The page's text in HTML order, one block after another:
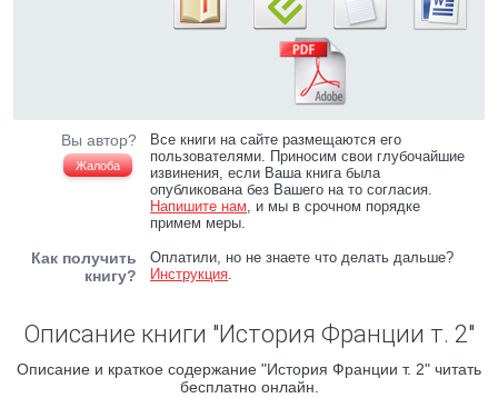
Вы автор?
Жалоба
Все книги на сайте размещаются его
пользователями. Приносим свои глубочайшие
извинения, если Ваша книга была
опубликована без Вашего на то согласия.
Напишите нам, и мы в срочном порядке
примем меры.
Как получить
книгу?
Оплатили, но не знаете что делать дальше?
Инструкция.
Описание книги "История Франции т. 2"
Описание и краткое содержание "История Франции т. 2" читать
бесплатно онлайн.